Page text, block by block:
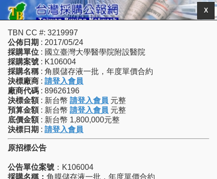
X
TBN CC #: 3219997
公佈日期 : 2017/05/24
採購單位 : 國立臺灣大學醫學院附設醫院
採購案號 : K106004
採購名稱 : 角膜儲存液一批，年度單價合約
決標廠商 : 請登入會員
廠商代碼 : 89626196
決標金額 : 新台幣 請登入會員 元整
預算金額 : 新台幣 請登入會員 元整
底價金額 : 新台幣 1,800,000元整
決標日期 : 請登入會員
原招標公告
公告單位案號 ：K106004
採購名稱： 角膜儲存液一批，年度單價合約